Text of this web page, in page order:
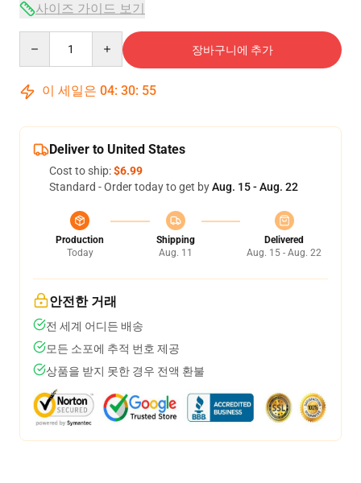
사이즈 가이드 보기
장바구니에 추가
이 세일은 04: 30: 54
Deliver to United States
Cost to ship:$6.99
Standard - Order today to get byAug. 15 - Aug. 22
Production
Today
Shipping
Aug. 11
Delivered
Aug. 15 - Aug. 22
안전한 거래
전 세계 어디든 배송
모든 소포에 추적 번호 제공
상품을 받지 못한 경우 전액 환불